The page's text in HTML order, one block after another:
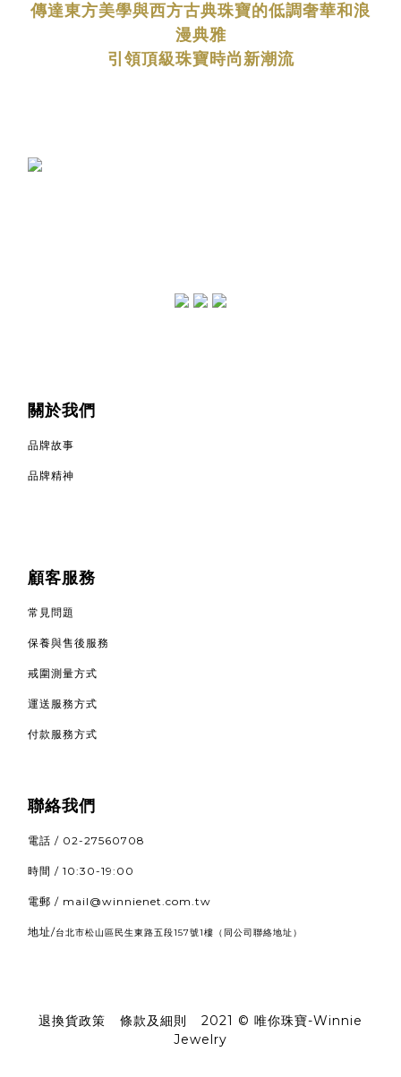
傳達東方美學與西方古典珠寶的低調奢華和浪
漫典雅
引領頂級珠寶時尚新潮流
關於我們
品牌故事
品牌精神
顧客服務
常見問題
保養與售後服務
戒圍測量方式
運送服務方式
付款服務方式
聯絡我們
電話 / 02-27560708
時間 / 10:30-19:00
電郵 / mail@winnienet.com.tw
地址/台北市松山區民生東路五段157號1樓 （同公司聯絡地址）
退換貨政策 條款及細則
2021 © 唯你珠寶-Winnie
Jewelry